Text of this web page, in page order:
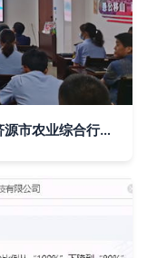
品传统节日之美 传非遗文化韵味——济源市农业综合行政执法支队组织开展“我们的节日·七夕”主题活动